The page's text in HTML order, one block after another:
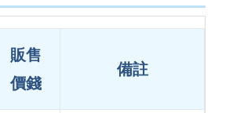
販售
價錢
備註